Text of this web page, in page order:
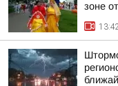
зоне